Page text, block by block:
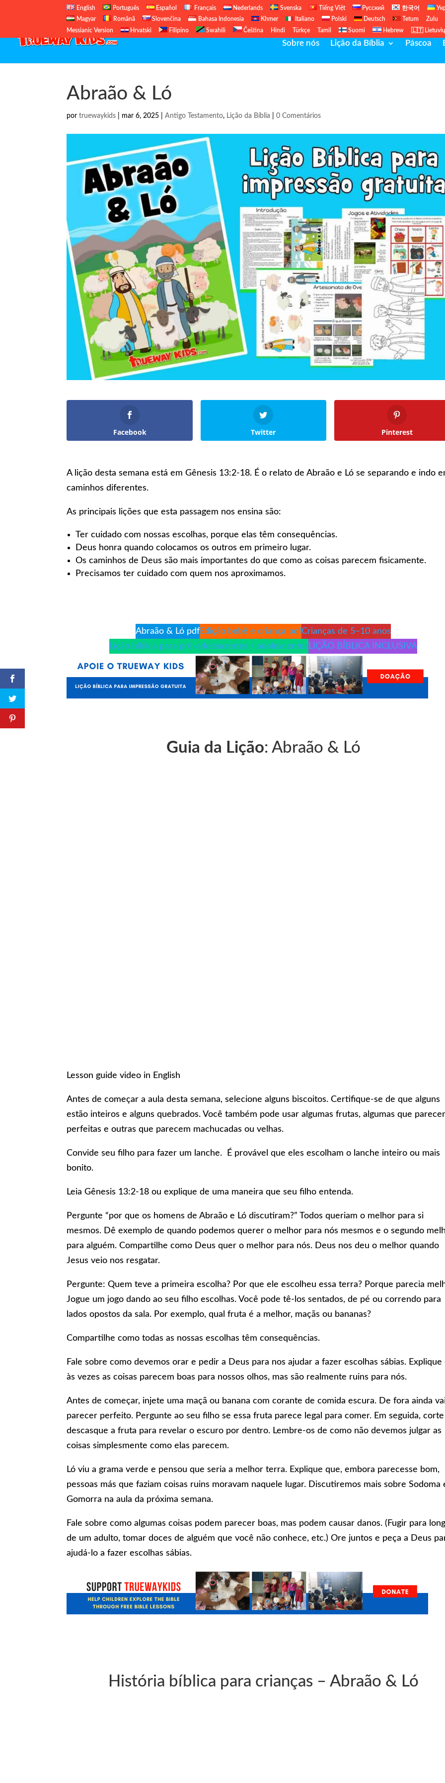
English Português Español Français Nederlands Svenska Tiếng Việt Русский 한국어
Magyar
Română Slovenčina Bahasa Indonesia Khmer Italiano Polski Deutsch Tetum
Zulu
Messianic Version
Hrvatski Filipino Swahili Čeština Hindi Türkçe Tamil Suomi Hebrew 🇱🇹
Sobre nós Lição da Bíblia Páscoa
Abraão & Ló
portruewaykids mar 6, 2025 |Antigo Testamento, Lição da Bíblia |0 Comentários
Facebook Twitter Pinterest
A lição desta semana está em Gênesis 13:2-18. É o relato de Abraão e Ló se separando e indo
caminhos diferentes.
As principais lições que esta passagem nos ensina são:
Ter cuidado com nossas escolhas, porque elas têm consequências.
Deus honra quando colocamos os outros em primeiro lugar.
Os caminhos de Deus são mais importantes do que como as coisas parecem fisicamente.
Precisamos ter cuidado com quem nos aproximamos.
Abraão & Ló pdfEdição bebê e criança pdfCrianças de 5–10 anos
Lição bíblica para pré-adolescentes / adolescentes LIÇÃO BÍBLICA INCLUSIVA
Guia da Lição: Abraão & Ló
Lesson guide video in English
Antes de começar a aula desta semana, selecione alguns biscoitos. Certifique-se de que alguns
estão inteiros e alguns quebrados. Você também pode usar algumas frutas, algumas que
perfeitas e outras que parecem machucadas ou velhas.
Convide seu filho para fazer um lanche. É provável que eles escolham o lanche inteiro ou mais
bonito.
Leia Gênesis 13:2-18 ou explique de uma maneira que seu filho entenda.
Pergunte “por que os homens de Abraão e Ló discutiram?” Todos queriam o melhor para si
mesmos. Dê exemplo de quando podemos querer o melhor para nós mesmos e o segundo
para alguém. Compartilhe como Deus quer o melhor para nós. Deus nos deu o melhor quando
Jesus veio nos resgatar.
Pergunte: Quem teve a primeira escolha? Por que ele escolheu essa terra? Porque parecia
Jogue um jogo dando ao seu filho escolhas. Você pode tê-los sentados, de pé ou correndo para
lados opostos da sala. Por exemplo, qual fruta é a melhor, maçãs ou bananas?
Compartilhe como todas as nossas escolhas têm consequências.
Fale sobre como devemos orar e pedir a Deus para nos ajudar a fazer escolhas sábias. Explique
às vezes as coisas parecem boas para nossos olhos, mas são realmente ruins para nós.
Antes de começar, injete uma maçã ou banana com corante de comida escura. De fora ainda
parecer perfeito. Pergunte ao seu filho se essa fruta parece legal para comer. Em seguida,
descasque a fruta para revelar o escuro por dentro. Lembre-os de como não devemos julgar as
coisas simplesmente como elas parecem.
Ló viu a grama verde e pensou que seria a melhor terra. Explique que, embora parecesse bom,
pessoas más que faziam coisas ruins moravam naquele lugar. Discutiremos mais sobre Sodoma
Gomorra na aula da próxima semana.
Fale sobre como algumas coisas podem parecer boas, mas podem causar danos. (Fugir para
de um adulto, tomar doces de alguém que você não conhece, etc.) Ore juntos e peça a Deus
ajudá-lo a fazer escolhas sábias.
História bíblica para crianças – Abraão & Ló